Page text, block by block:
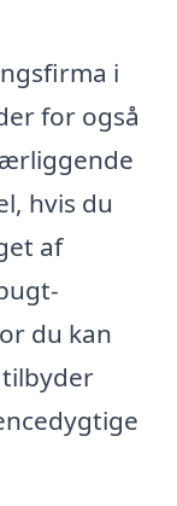
i
for også
hvis du
af
du kan